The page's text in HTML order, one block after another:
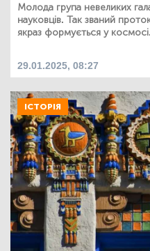
Молода група невеликих
науковців. Так званий
якраз формується у космосі.
29.01.2025, 08:27
ІСТОРІЯ